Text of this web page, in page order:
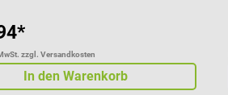
zzgl. Versandkosten
In den Warenkorb